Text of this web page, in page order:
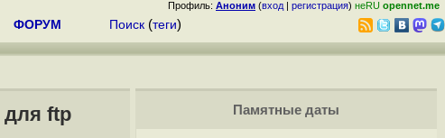
Профиль: Аноним (вход | регистрация) неRU opennet.me
ФОРУМ Поиск (теги)
для ftp Памятные даты